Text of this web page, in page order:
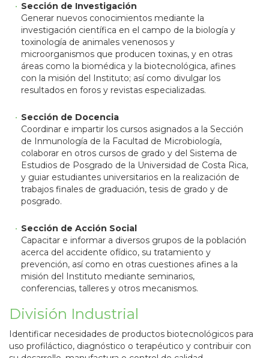
Sección de Investigación
Generar nuevos conocimientos mediante la
investigación científica en el campo de la biología y
toxinología de animales venenosos y
microorganismos que producen toxinas, y en otras
áreas como la biomédica y la biotecnológica, afines
con la misión del Instituto; así como divulgar los
resultados en foros y revistas especializadas.
Sección de Docencia
Coordinar e impartir los cursos asignados a la Sección
de Inmunología de la Facultad de Microbiología,
colaborar en otros cursos de grado y del Sistema de
Estudios de Posgrado de la Universidad de Costa Rica,
y guiar estudiantes universitarios en la realización de
trabajos finales de graduación, tesis de grado y de
posgrado.
Sección de Acción Social
Capacitar e informar a diversos grupos de la población
acerca del accidente ofídico, su tratamiento y
prevención, así como en otras cuestiones afines a la
misión del Instituto mediante seminarios,
conferencias, talleres y otros mecanismos.
División Industrial
Identificar necesidades de productos biotecnológicos para
uso profiláctico, diagnóstico o terapéutico y contribuir con